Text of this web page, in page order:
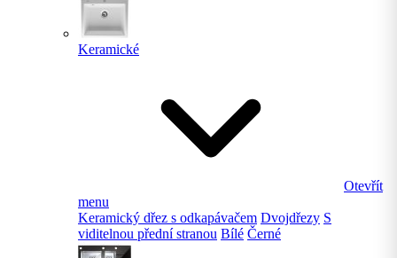
Keramické
Otevřít
menu
Keramický dřez s odkapávačem Dvojdřezy S
viditelnou přední stranou Bílé Černé